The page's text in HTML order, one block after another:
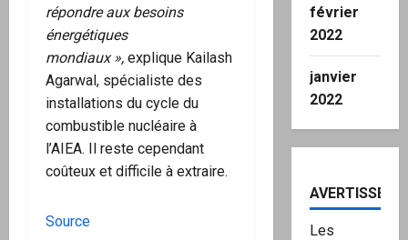
répondre aux besoins
énergétiques
mondiaux », explique Kailash
Agarwal, spécialiste des
installations du cycle du
combustible nucléaire à
l’AIEA. Il reste cependant
coûteux et difficile à extraire.
Source
février
2022
janvier
2022
Les